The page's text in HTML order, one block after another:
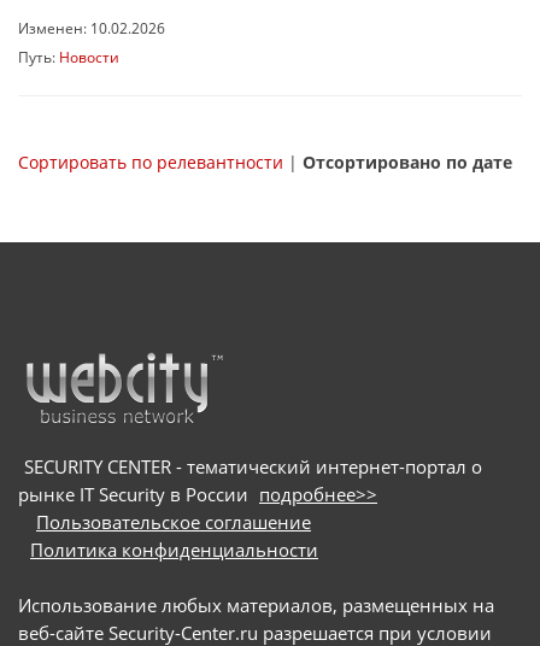
Изменен: 10.02.2026
Путь: Новости
Сортировать по релевантности | Отсортировано по дате
SECURITY CENTER - тематический интернет-портал о
рынке IT Security в России подробнее>>
Пользовательское соглашение
Политика конфиденциальности
Использование любых материалов, размещенных на
веб-сайте Security-Center.ru разрешается при условии